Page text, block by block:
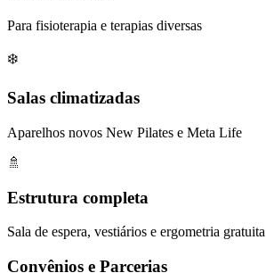
Para fisioterapia e terapias diversas
❄️
Salas climatizadas
Aparelhos novos New Pilates e Meta Life
🚿
Estrutura completa
Sala de espera, vestiários e ergometria gratuita
Convênios e Parcerias